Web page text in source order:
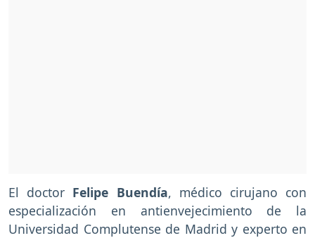
El doctor Felipe Buendía, médico cirujano con
especialización en antienvejecimiento de la
Universidad Complutense de Madrid y experto en